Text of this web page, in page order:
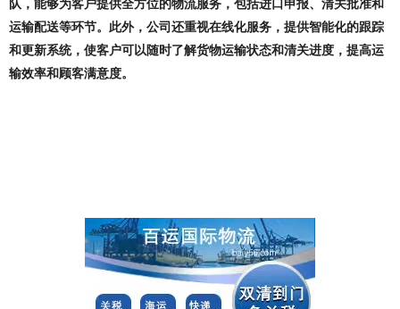
运输配送等环节。此外，公司还重视在线化服务，提供智能化的跟踪
和更新系统，使客户可以随时了解货物运输状态和清关进度，提高运
输效率和顾客满意度。